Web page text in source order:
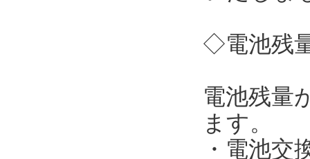
◇電池残
電池残量
ます。
・電池